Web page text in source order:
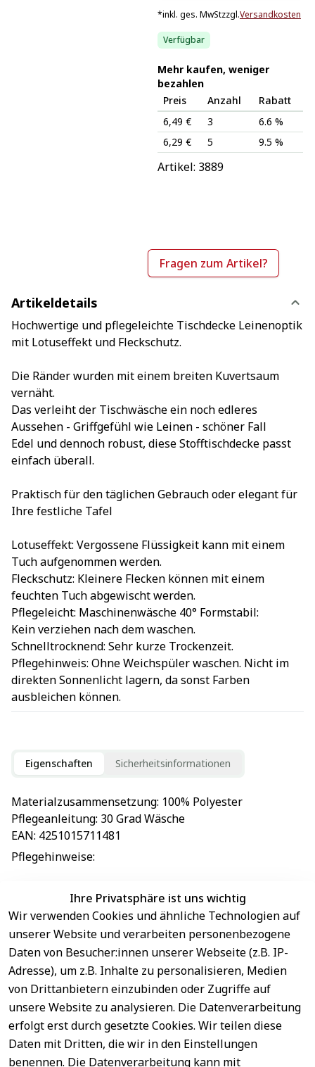
*inkl. ges. MwStzzgl.Versandkosten
Verfügbar
Mehr kaufen, weniger
bezahlen
Preis
Anzahl
Rabatt
6,49 €
3
6.6 %
6,29 €
5 9.5 %
Artikel: 3889
Fragen zum Artikel?
Artikeldetails
Hochwertige und pflegeleichte Tischdecke Leinenoptik
mit Lotuseffekt und Fleckschutz.
Die Ränder wurden mit einem breiten Kuvertsaum
vernäht.
Das verleiht der Tischwäsche ein noch edleres
Aussehen - Griffgefühl wie Leinen - schöner Fall
Edel und dennoch robust, diese Stofftischdecke passt
einfach überall.
Praktisch für den täglichen Gebrauch oder elegant für
Ihre festliche Tafel
Lotuseffekt: Vergossene Flüssigkeit kann mit einem
Tuch aufgenommen werden.
Fleckschutz: Kleinere Flecken können mit einem
feuchten Tuch abgewischt werden.
Pflegeleicht: Maschinenwäsche 40° Formstabil:
Kein verziehen nach dem waschen.
Schnelltrocknend: Sehr kurze Trockenzeit.
Pflegehinweis: Ohne Weichspüler waschen. Nicht im
direkten Sonnenlicht lagern, da sonst Farben
ausbleichen können.
Eigenschaften Sicherheitsinformationen
Materialzusammensetzung: 100% Polyester
Pflegeanleitung: 30 Grad Wäsche
EAN: 4251015711481
Pflegehinweise:
EU-Verantwortliche Person - klicken Sie für Details
Ihre Privatsphäre ist uns wichtig
Wir verwenden Cookies und ähnliche Technologien auf
unserer Website und verarbeiten personenbezogene
Daten von Besucher:innen unserer Webseite (z.B. IP-
Adresse), um z.B. Inhalte zu personalisieren, Medien
von Drittanbietern einzubinden oder Zugriffe auf
unsere Website zu analysieren. Die Datenverarbeitung
erfolgt erst durch gesetzte Cookies. Wir teilen diese
Daten mit Dritten, die wir in den Einstellungen
benennen. Die Datenverarbeitung kann mit